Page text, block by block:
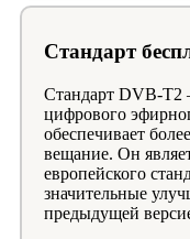
Стандарт
Стандарт DVB-T2
цифрового
обеспечивает
вещание. Он
европейского
значительные
предыдущей